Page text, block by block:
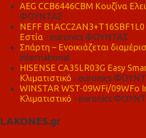
AEG CCB6446CBM Κουζίνα
ΦΟΥΝΤΑΣ
NEFF
Εστία - euronics ΦΟΥΝΤΑΣ
Σπάρτη – Ενοικιάζεται
international
HISENSE CA35LR03G Easy
Κλιματιστικό - euronics
WINSTAR WST-09WFi/09WFo
Κλιματιστικό - euronics
LAKONES.gr